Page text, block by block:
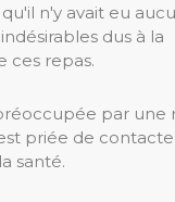
qu'il n'y avait eu
dus à la
ces repas.
par une
priée de
santé.